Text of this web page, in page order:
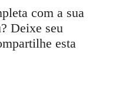
com a sua
Deixe seu
esta